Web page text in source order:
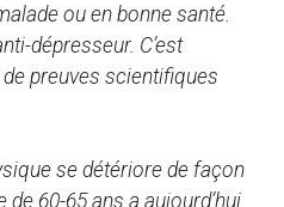
ou en bonne santé.
dépresseur. C’est
preuves scientifiques
se détériore de façon
60-65 ans a aujourd’hui